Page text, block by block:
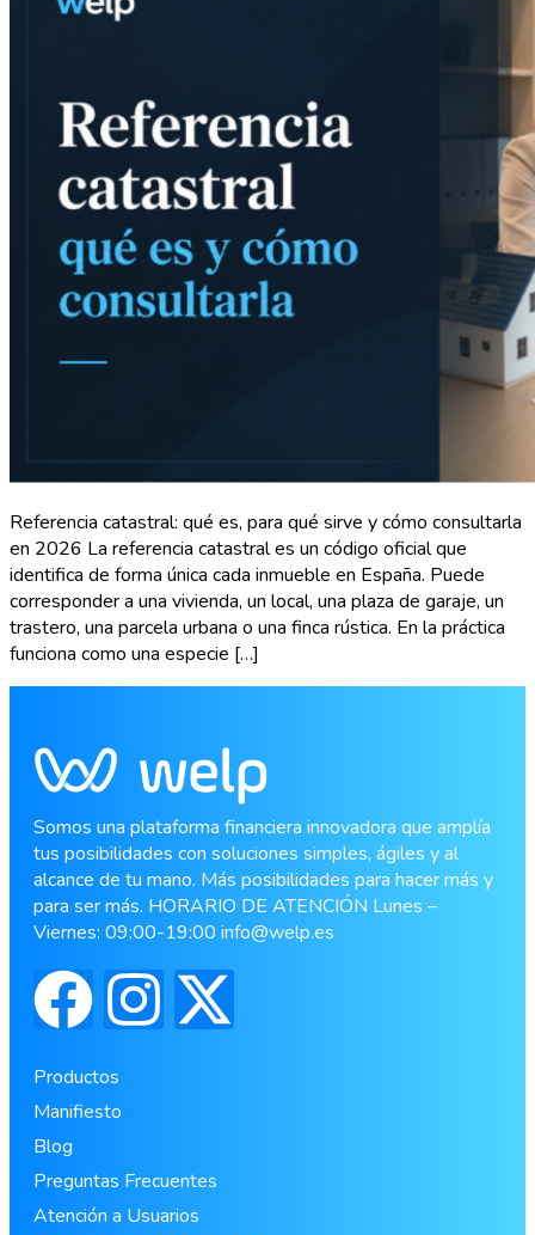
Referencia catastral: qué es, para qué sirve y cómo consultarla
en 2026 La referencia catastral es un código oficial que
identifica de forma única cada inmueble en España. Puede
corresponder a una vivienda, un local, una plaza de garaje, un
trastero, una parcela urbana o una finca rústica. En la práctica
funciona como una especie […]
Somos una plataforma financiera innovadora que amplía
tus posibilidades con soluciones simples, ágiles y al
alcance de tu mano. Más posibilidades para hacer más y
para ser más. HORARIO DE ATENCIÓN Lunes –
Viernes: 09:00-19:00 info@welp.es
Productos
Manifiesto
Blog
Preguntas Frecuentes
Atención a Usuarios